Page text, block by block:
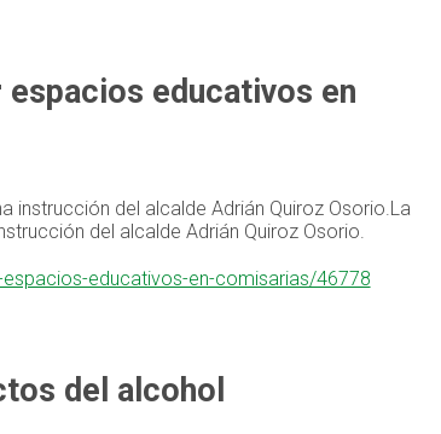
educativos en
instrucción del alcalde Adrián Quiroz Osorio.La
del alcalde Adrián Quiroz Osorio.
educativos-en-comisarias/46778
del alcohol